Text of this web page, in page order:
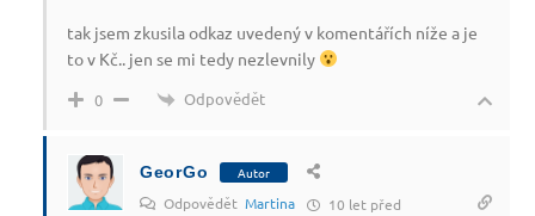
tak jsem zkusila odkaz uvedený v komentářích níže a je
to v Kč.. jen se mi tedy nezlevnily
0 Odpovědět
GeorGo Autor
Odpovědět Martina 10 let před